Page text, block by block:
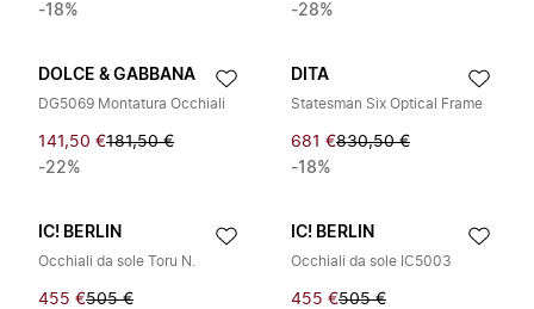
-18%
-28%
DOLCE & GABBANA
DG5069 Montatura Occhiali
141,50 €181,50 €
-22%
DITA
Statesman Six Optical Frame
681 €830,50 €
-18%
IC! BERLIN
Occhiali da sole Toru N.
455 €505 €
IC! BERLIN
Occhiali da sole IC5003
455 €505 €